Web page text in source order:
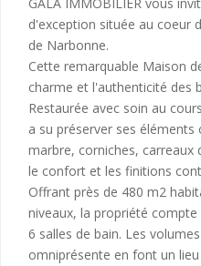
d'exception située au coeur
de Narbonne.
Cette remarquable Maison
charme et l'authenticité des
Restaurée avec soin au
a su préserver ses éléments
marbre, corniches,
le confort et les finitions
Offrant près de 480 m2
niveaux, la propriété
6 salles de bain. Les
omniprésente en font un